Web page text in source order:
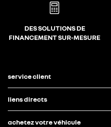
DES SOLUTIONS DE
FINANCEMENT SUR-MESURE
service client
liens directs
achetez votre véhicule